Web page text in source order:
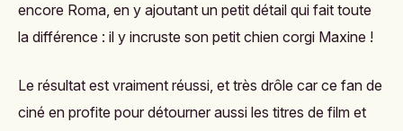
encore Roma, en y ajoutant un petit détail qui fait toute
la différence : il y incruste son petit chien corgi Maxine !
Le résultat est vraiment réussi, et très drôle car ce fan de
ciné en profite pour détourner aussi les titres de film et